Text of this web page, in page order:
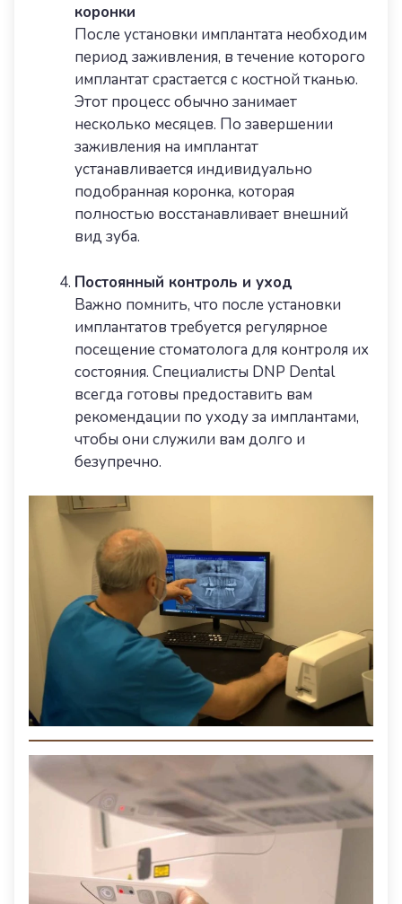
коронки
После установки имплантата необходим
период заживления, в течение которого
имплантат срастается с костной тканью.
Этот процесс обычно занимает
несколько месяцев. По завершении
заживления на имплантат
устанавливается индивидуально
подобранная коронка, которая
полностью восстанавливает внешний
вид зуба.
Постоянный контроль и уход
Важно помнить, что после установки
имплантатов требуется регулярное
посещение стоматолога для контроля их
состояния. Специалисты DNP Dental
всегда готовы предоставить вам
рекомендации по уходу за имплантами,
чтобы они служили вам долго и
безупречно.